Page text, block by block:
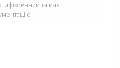
та має